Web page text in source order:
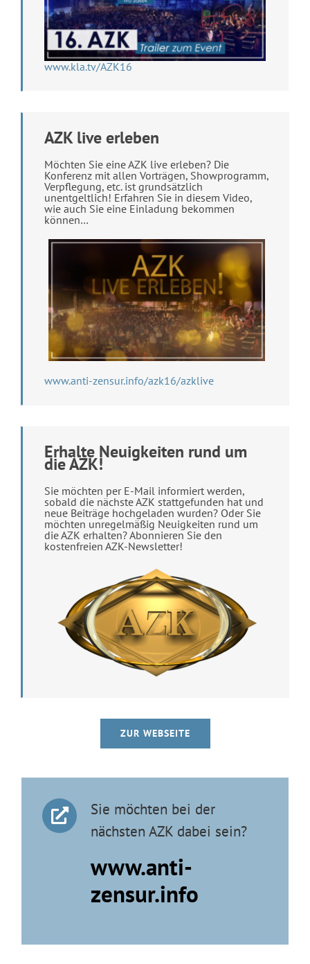
www.kla.tv/AZK16
AZK live erleben
Möchten Sie eine AZK live erleben? Die
Konferenz mit allen Vorträgen, Showprogramm,
Verpflegung, etc. ist grundsätzlich
unentgeltlich! Erfahren Sie in diesem Video,
wie auch Sie eine Einladung bekommen
können…
www.anti-zensur.info/azk16/azklive
Erhalte Neuigkeiten rund um
die AZK!
Sie möchten per E-Mail informiert werden,
sobald die nächste AZK stattgefunden hat und
neue Beiträge hochgeladen wurden? Oder Sie
möchten unregelmäßig Neuigkeiten rund um
die AZK erhalten? Abonnieren Sie den
kostenfreien AZK-Newsletter!
ZUR WEBSEITE
Sie möchten bei der
nächsten AZK dabei sein?
www.anti-
zensur.info